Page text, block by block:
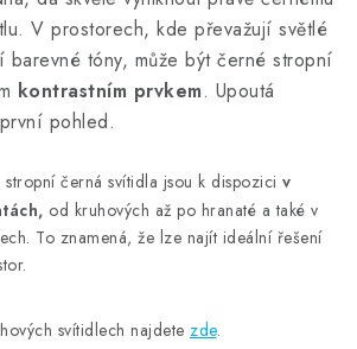
u. V prostorech, kde převažují světlé
barevné tóny, může být černé stropní
kontrastním prvkem. Upoutá
pohled.
stropní černá svítidla jsou k dispozici v
od kruhových až po hranaté a také v
To znamená, že lze najít ideální řešení
svítidlech najdete zde.